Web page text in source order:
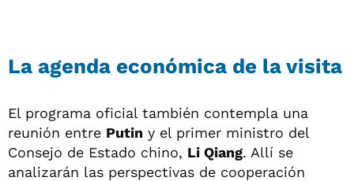
La agenda económica de la visita
El programa oficial también contempla una
reunión entre Putin y el primer ministro del
Consejo de Estado chino, Li Qiang. Allí se
analizarán las perspectivas de cooperación